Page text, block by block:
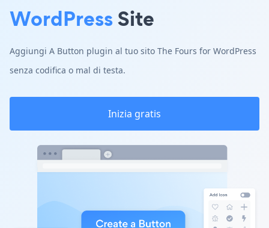
WordPressSite
Aggiungi A Button plugin al tuo sito The Fours for WordPress
senza codifica o mal di testa.
Inizia gratis